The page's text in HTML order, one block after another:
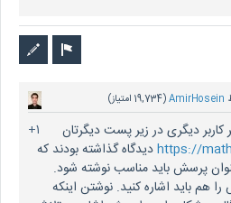
AmirHosein
(
19,734 امتیاز)
+1
https://دیدگاه گذاشته بودند که
پرسش باید مناسب نوشته شود.
هم باید اشاره کنید. نوشتن اینکه